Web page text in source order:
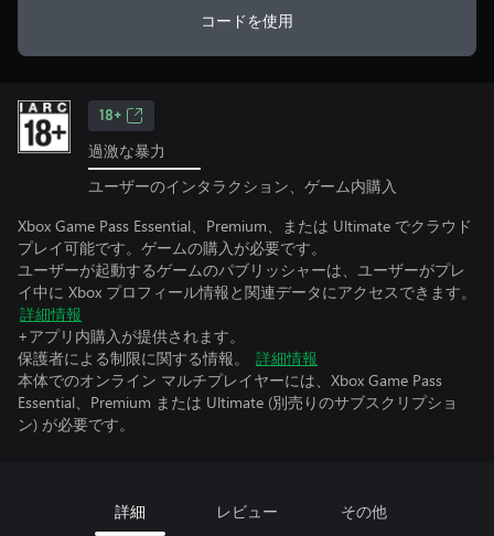
コードを使用
18+
過激な暴力
ユーザーのインタラクション、ゲーム内購入
Xbox Game Pass Essential、Premium、または Ultimate でクラウド
プレイ可能です。ゲームの購入が必要です。
ユーザーが起動するゲームのパブリッシャーは、ユーザーがプレ
イ中に Xbox プロフィール情報と関連データにアクセスできます。
詳細情報
+アプリ内購入が提供されます。
保護者による制限に関する情報。
詳細情報
本体でのオンライン マルチプレイヤーには、Xbox Game Pass
Essential、Premium または Ultimate (別売りのサブスクリプショ
ン) が必要です。
詳細 レビュー その他